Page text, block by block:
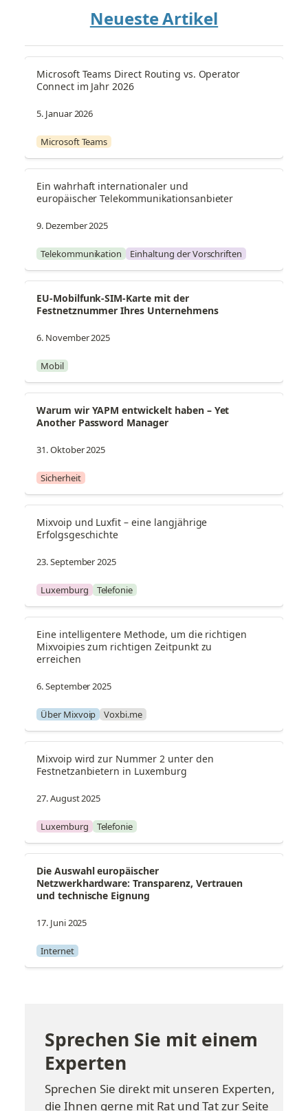
Neueste Artikel
Microsoft Teams Direct Routing vs. Operator
Connect im Jahr 2026
5. Januar 2026
Microsoft Teams
Ein wahrhaft internationaler und
europäischer Telekommunikationsanbieter
9. Dezember 2025
Telekommunikation Einhaltung der Vorschriften
EU-Mobilfunk-SIM-Karte mit der
Festnetznummer Ihres Unternehmens
6. November 2025
Mobil
Warum wir YAPM entwickelt haben – Yet
Another Password Manager
31. Oktober 2025
Sicherheit
Mixvoip und Luxfit – eine langjährige
Erfolgsgeschichte
23. September 2025
Luxemburg Telefonie
Eine intelligentere Methode, um die richtigen
Mixvoipies zum richtigen Zeitpunkt zu
erreichen
6. September 2025
Über Mixvoip Voxbi.me
Mixvoip wird zur Nummer 2 unter den
Festnetzanbietern in Luxemburg
27. August 2025
Luxemburg Telefonie
Die Auswahl europäischer
Netzwerkhardware: Transparenz, Vertrauen
und technische Eignung
17. Juni 2025
Internet
Sprechen Sie mit einem
Experten
Sprechen Sie direkt mit unseren Experten,
die Ihnen gerne mit Rat und Tat zur Seite